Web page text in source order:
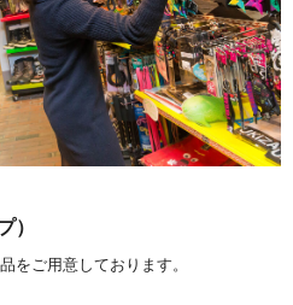
）
をご用意しております。